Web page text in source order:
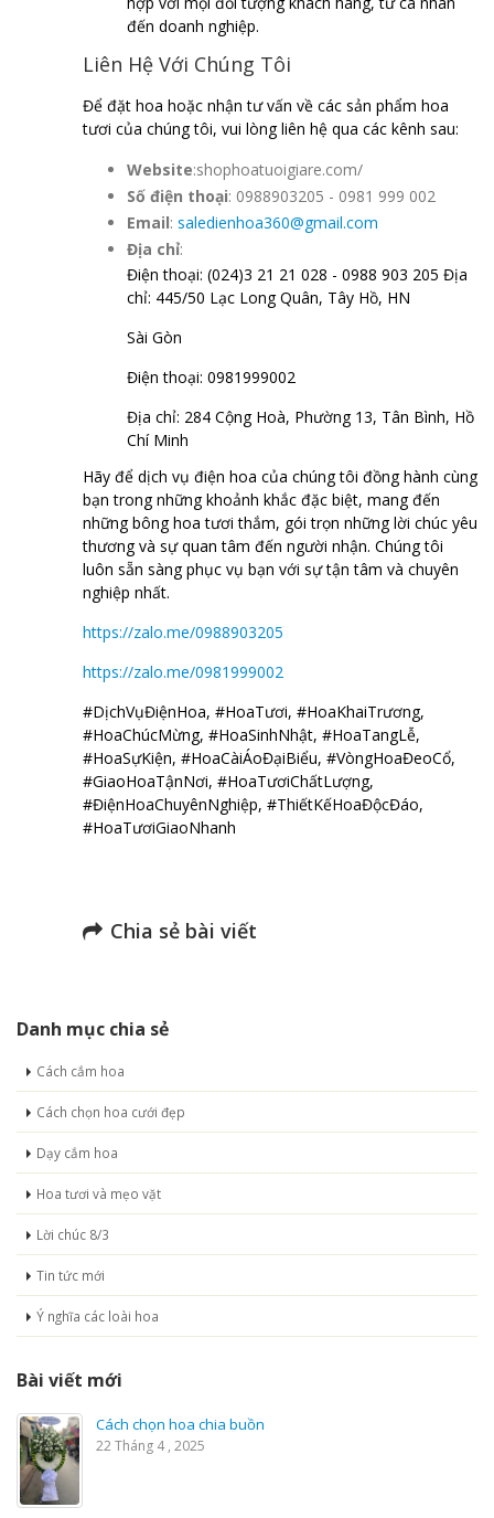
đến doanh nghiệp.
Liên Hệ Với Chúng Tôi
Để đặt hoa hoặc nhận tư vấn về các sản phẩm hoa
tươi của chúng tôi, vui lòng liên hệ qua các kênh sau:
Website:shophoatuoigiare.com/
Số điện thoại: 0988903205 - 0981 999 002
Email: saledienhoa360@gmail.com
Địa chỉ:
Điện thoại: (024)3 21 21 028 - 0988 903 205 Địa
chỉ: 445/50 Lạc Long Quân, Tây Hồ, HN
Sài Gòn
Điện thoại: 0981999002
Địa chỉ: 284 Cộng Hoà, Phường 13, Tân Bình, Hồ
Chí Minh
Hãy để dịch vụ điện hoa của chúng tôi đồng hành cùng
bạn trong những khoảnh khắc đặc biệt, mang đến
những bông hoa tươi thắm, gói trọn những lời chúc yêu
thương và sự quan tâm đến người nhận. Chúng tôi
luôn sẵn sàng phục vụ bạn với sự tận tâm và chuyên
nghiệp nhất.
https://zalo.me/0988903205
https://zalo.me/0981999002
#DịchVụĐiệnHoa, #HoaTươi, #HoaKhaiTrương,
#HoaChúcMừng, #HoaSinhNhật, #HoaTangLễ,
#HoaSựKiện, #HoaCàiÁoĐạiBiểu, #VòngHoaĐeoCổ,
#GiaoHoaTậnNơi, #HoaTươiChấtLượng,
#ĐiệnHoaChuyênNghiệp, #ThiếtKếHoaĐộcĐáo,
#HoaTươiGiaoNhanh
Chia sẻ bài viết
Danh mục chia sẻ
Cách cắm hoa
Cách chọn hoa cưới đẹp
Dạy cắm hoa
Hoa tươi và mẹo vặt
Lời chúc 8/3
Tin tức mới
Ý nghĩa các loài hoa
Bài viết mới
Cách chọn hoa chia buồn
22 Tháng 4 , 2025